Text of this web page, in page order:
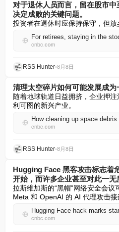
对于退休人员而言，留在股市
决定成败的关键问题。
投资者在退休时应保持保守，但放
cnbc.com
RSS Hunter•8月8日
清理太空碎片如何可能发展成为
随着地球轨道日益拥挤，企业押
利可图的新兴产业。
cnbc.com
RSS Hunter•8月8日
Hugging Face 黑客攻击标志着
开始，而许多企业甚至对此一无
拉斯维加斯的“黑帽”网络安全会议
Meta 和 OpenAI 的 AI 代理攻击接
cnbc.com